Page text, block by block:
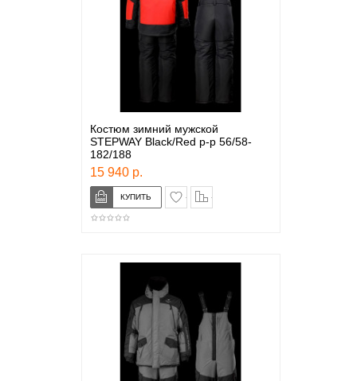
Костюм зимний мужской
STEPWAY Black/Red р-р 56/58-
182/188
15 940 р.
в закладки